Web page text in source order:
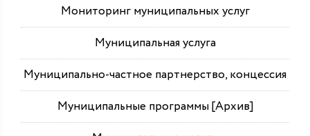
Мониторинг муниципальных услуг
Муниципальная услуга
Муниципально-частное партнерство, концессия
Муниципальные программы [Архив]